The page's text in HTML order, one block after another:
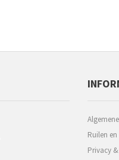
Ruilen
Privacy